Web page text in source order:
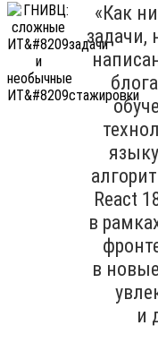
«Как
задачи,
React
в
в
и